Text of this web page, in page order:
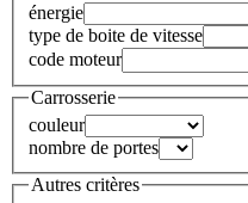
énergie
type de boite de vitesse
code moteur
Carrosserie
couleur
nombre de portes
Autres critères